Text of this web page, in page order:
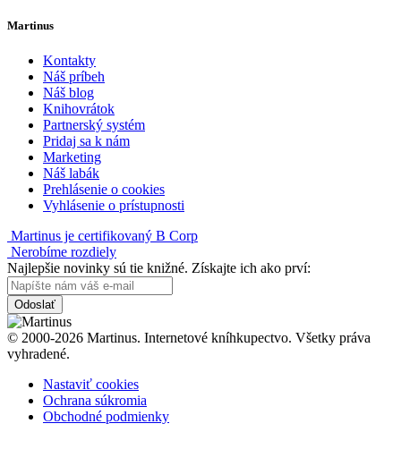
Martinus
Kontakty
Náš príbeh
Náš blog
Knihovrátok
Partnerský systém
Pridaj sa k nám
Marketing
Náš labák
Prehlásenie o cookies
Vyhlásenie o prístupnosti
Martinus je certifikovaný B Corp
Nerobíme rozdiely
Najlepšie novinky sú tie knižné. Získajte ich ako prví:
Odoslať
© 2000-2026 Martinus. Internetové kníhkupectvo. Všetky práva
vyhradené.
Nastaviť cookies
Ochrana súkromia
Obchodné podmienky